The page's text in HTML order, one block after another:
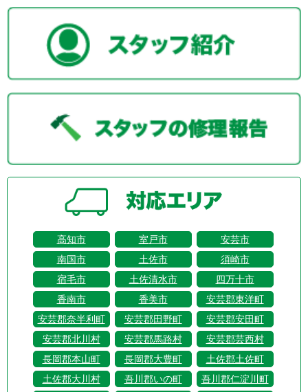
高知市 室戸市
安芸市
南国市
土佐市
須崎市
宿毛市
土佐清水市
四万十市
香南市
香美市
安芸郡東洋町
安芸郡奈半利町
安芸郡田野町
安芸郡安田町
安芸郡北川村
安芸郡馬路村
安芸郡芸西村
長岡郡本山町
長岡郡大豊町
土佐郡土佐町
土佐郡大川村
吾川郡いの町
吾川郡仁淀川町